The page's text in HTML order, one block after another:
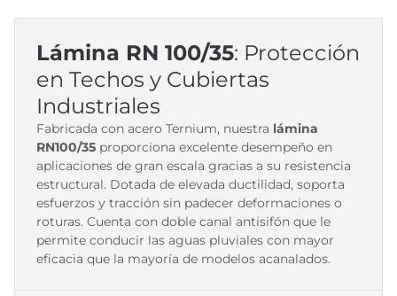
Lámina RN 100/35: Protección
en Techos y Cubiertas
Industriales
Fabricada con acero Ternium, nuestra lámina
RN100/35 proporciona excelente desempeño en
aplicaciones de gran escala gracias a su resistencia
estructural. Dotada de elevada ductilidad, soporta
esfuerzos y tracción sin padecer deformaciones o
roturas. Cuenta con doble canal antisifón que le
permite conducir las aguas pluviales con mayor
eficacia que la mayoría de modelos acanalados.